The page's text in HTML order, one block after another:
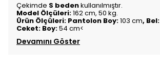
Çekimde S bedenkullanılmıştır.
Model Ölçüleri:162 cm, 50 kg.
Ürün Ölçüleri: Pantolon Boy:103 cm, Bel:
Ceket: Boy:54 cm<
Devamını Göster